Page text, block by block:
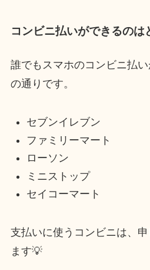
コンビニ払いができるのは
誰でもスマホのコンビニ払
の通りです。
セブンイレブン
ファミリーマート
ローソン
ミニストップ
セイコーマート
支払いに使うコンビニは、
ます💡